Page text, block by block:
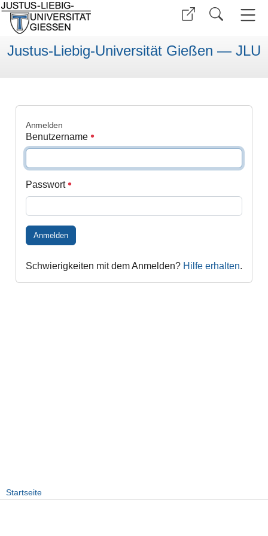
Justus-Liebig-Universität Gießen — JLU
Anmelden
Benutzername
Passwort
Anmelden
Schwierigkeiten mit dem Anmelden? Hilfe erhalten.
Startseite